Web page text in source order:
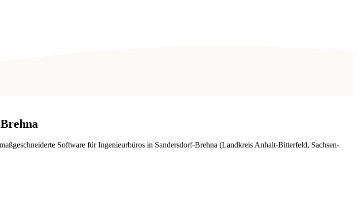
Software für Ingenieurbüros in Sandersdorf-Brehna (Landkreis Anhalt-Bitterfeld, Sachsen-